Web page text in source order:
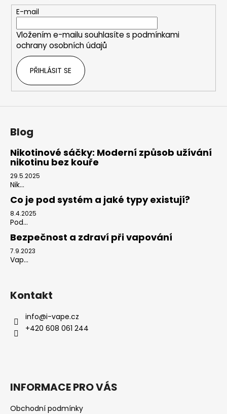
E-mail
Vložením e-mailu souhlasíte s podmínkami
ochrany osobních údajů
PŘIHLÁSIT SE
Blog
Nikotinové sáčky: Moderní způsob užívání
nikotinu bez kouře
29.5.2025
Nik...
Co je pod systém a jaké typy existují?
8.4.2025
Pod...
Bezpečnost a zdraví při vapování
7.9.2023
Vap...
Kontakt
info@i-vape.cz
+420 608 061 244
INFORMACE PRO VÁS
Obchodní podmínky